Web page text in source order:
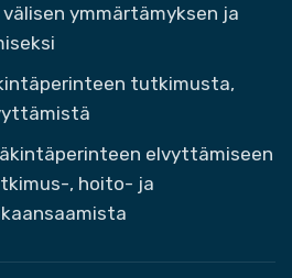
ymmärtämyksen ja
tutkimusta,
elvyttämiseen
, hoito- ja